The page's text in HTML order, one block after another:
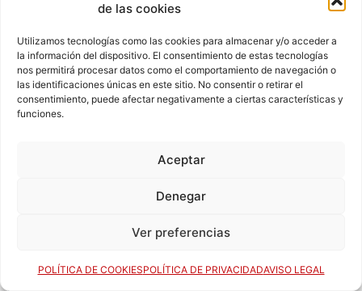
de las cookies
Utilizamos tecnologías como las cookies para almacenar y/o acceder a
la información del dispositivo. El consentimiento de estas tecnologías
nos permitirá procesar datos como el comportamiento de navegación o
las identificaciones únicas en este sitio. No consentir o retirar el
consentimiento, puede afectar negativamente a ciertas características y
funciones.
Aceptar
Denegar
Ver preferencias
POLÍTICA DE COOKIESPOLÍTICA DE PRIVACIDADAVISO LEGAL
TEMPORADA 2003-04
TEMPORADA 2003-04
TEMPORADA 2003-04